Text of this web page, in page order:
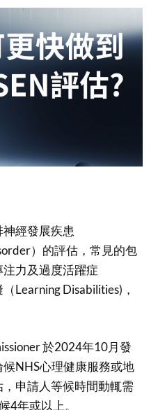
經發展疾患
）的評估，常見的包
力及過度活躍症
Learning Disabilities)，
於2024年10月發
NHS心理健康服務或地
申請人等候時間動輒需
4年或以上。